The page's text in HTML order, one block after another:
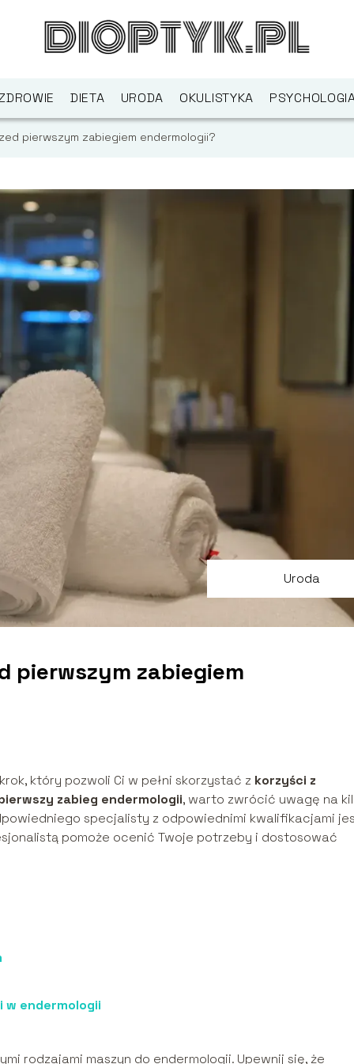
DIETA URODA OKULISTYKA
pierwszym zabiegiem endermologii?
Uroda
pierwszym zabiegiem
który pozwoli Ci w pełni skorzystać z korzyści z
zabieg endermologii, warto zwrócić uwagę na
specjalisty z odpowiednimi kwalifikacjami
pomoże ocenić Twoje potrzeby i dostosować
w endermologii
rodzajami maszyn do endermologii. Upewnij się, że